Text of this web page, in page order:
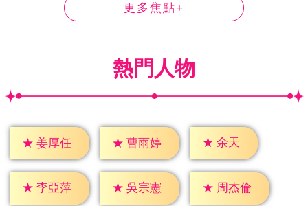
更多焦點+
熱門人物
★ 姜厚任 ★ 曹雨婷 ★ 余天
★ 李亞萍 ★ 吳宗憲 ★ 周杰倫